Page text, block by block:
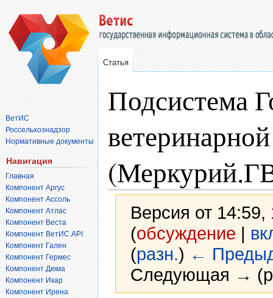
Подсистема
Версия от
(обсуждение |
(разн.) ←
Следующая →
Статья
ВетИС
Россельхознадзор
Нормативные документы
Навигация
Главная
Компонент Аргус
Компонент Ассоль
Компонент Атлас
Компонент Веста
Компонент ВетИС.API
Компонент Гален
Компонент Гермес
Компонент Дюма
Компонент Икар
Компонент Ирена